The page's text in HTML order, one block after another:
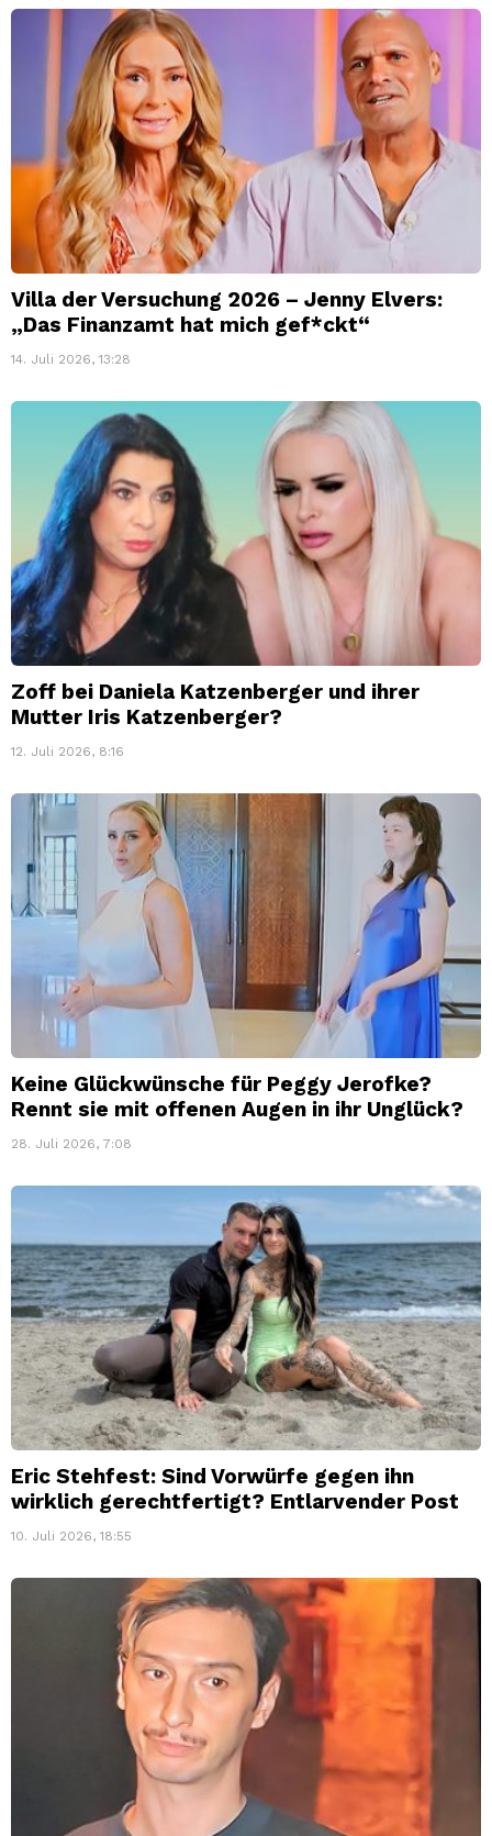
Villa der Versuchung 2026 – Jenny Elvers:
„Das Finanzamt hat mich gef*ckt“
14. Juli 2026, 13:28
Zoff bei Daniela Katzenberger und ihrer
Mutter Iris Katzenberger?
12. Juli 2026, 8:16
Keine Glückwünsche für Peggy Jerofke?
Rennt sie mit offenen Augen in ihr Unglück?
28. Juli 2026, 7:08
Eric Stehfest: Sind Vorwürfe gegen ihn
wirklich gerechtfertigt? Entlarvender Post
10. Juli 2026, 18:55